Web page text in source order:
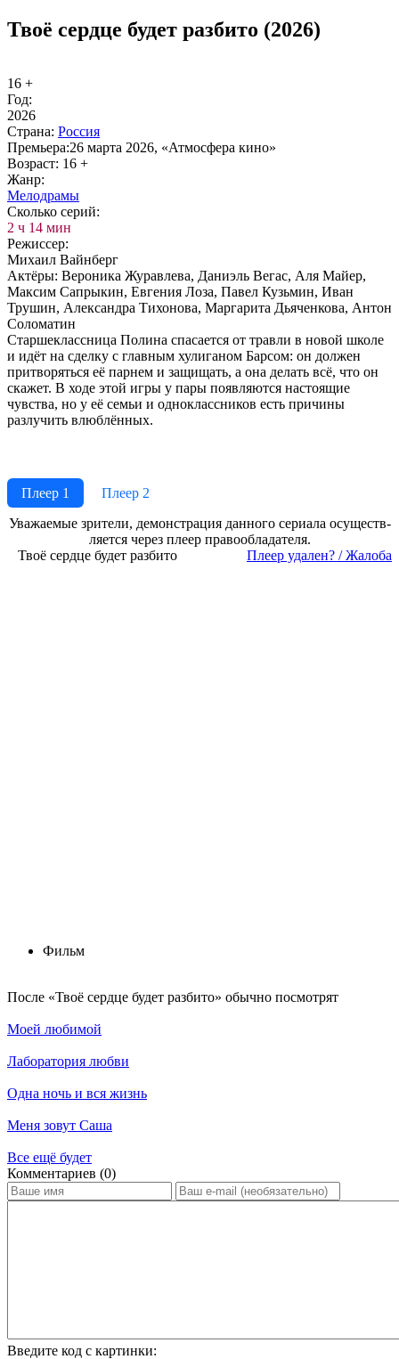
Твоё сердце будет разбито (2026)
16 +
Год:
2026
Стра­на: Рос­сия
Пре­мье­ра:26 марта 2026, «Атмосфера кино»
Воз­раст: 16 +
Жанр:
Ме­ло­дра­мы
Сколь­ко се­рий:
2 ч 14 мин
Ре­жис­сер:
Михаил Вайнберг
Ак­тё­ры: Вероника Журавлева, Даниэль Вегас, Аля Майер,
Максим Сапрыкин, Евгения Лоза, Павел Кузьмин, Иван
Трушин, Александра Тихонова, Маргарита Дьяченкова, Антон
Соломатин
Старшеклассница Полина спасается от травли в новой школе
и идёт на сделку с главным хулиганом Барсом: он должен
притворяться её парнем и защищать, а она делать всё, что он
скажет. В ходе этой игры у пары появляются настоящие
чувства, но у её семьи и одноклассников есть причины
разлучить влюблённых.
Плеер 1
Плеер 2
Ува­жае­мые зри­те­ли, де­мон­ст­ра­ция дан­но­го се­риа­ла осу­ще­ст­в­
ля­ет­ся че­рез пле­ер пра­во­об­ла­да­те­ля.
Твоё сердце будет разбито
Пле­ер уда­лен? / Жа­ло­ба
Фильм
По­сле «Твоё сердце будет разбито» обыч­но по­смот­рят
Моей любимой
Лаборатория любви
Одна ночь и вся жизнь
Меня зовут Саша
Все ещё будет
Ком­мен­та­ри­ев (0)
Введите код с картинки: